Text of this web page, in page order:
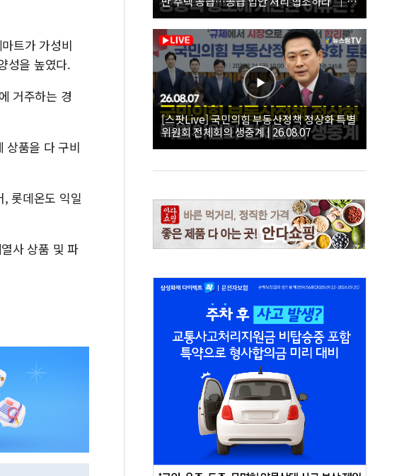
트가 가성비
성을 높였다.
거주하는 경
상품을 다 구비
롯데온도 익일
사 상품 및 파
26.08.07 더불어민주당 원내대책회의
[스팟Live] 국민의힘 부동산정책 정상화 특별
위원회 전체회의 생중계 | 26.08.07